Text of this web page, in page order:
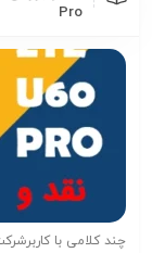
Pro